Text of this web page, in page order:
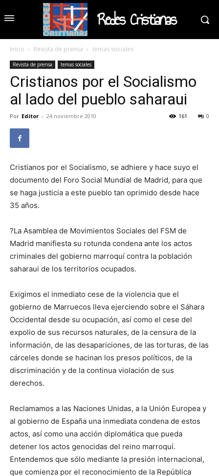
Redes Cristianas
Inicio Revista de prensa temas sociales
Revista de prensa temas sociales
Cristianos por el Socialismo
al lado del pueblo saharaui
Por Editor - 24 noviembre 2010 0
161
Cristianos por el Socialismo, se adhiere y hace suyo el
documento del Foro Social Mundial de Madrid, para que
se haga justicia a este pueblo tan oprimido desde hace
35 años.
?La Asamblea de Movimientos Sociales del FSM de
Madrid manifiesta su rotunda condena ante los actos
criminales del gobierno marroquí contra la población
saharaui de los territorios ocupados.
Exigimos el inmediato cese de la violencia que el
gobierno de Marruecos lleva ejerciendo sobre el Sáhara
Occidental desde su ocupación, así como el cese del
expolio de sus recursos naturales, de la censura de la
información, de las desapariciones, de las torturas, de las
cárceles donde se hacinan los presos políticos, de la
discriminación y de la continua violación de sus
derechos.
Reclamamos a las Naciones Unidas, a la Unión Europea y
al gobierno de España una inmediata condena de estos
actos, así como una acción diplomática que pueda
detener los actos genocidas del reino marroquí.
Entendemos que sólo mediante la presión internacional,
que comienza por el reconocimiento de la República